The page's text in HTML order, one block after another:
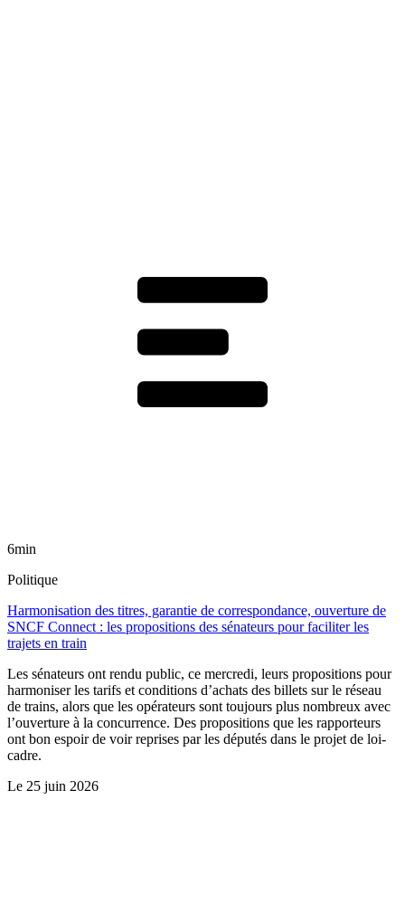
6min
Politique
Harmonisation des titres, garantie de correspondance, ouverture de
SNCF Connect : les propositions des sénateurs pour faciliter les
trajets en train
Les sénateurs ont rendu public, ce mercredi, leurs propositions pour
harmoniser les tarifs et conditions d’achats des billets sur le réseau
de trains, alors que les opérateurs sont toujours plus nombreux avec
l’ouverture à la concurrence. Des propositions que les rapporteurs
ont bon espoir de voir reprises par les députés dans le projet de loi-
cadre.
Le 25 juin 2026